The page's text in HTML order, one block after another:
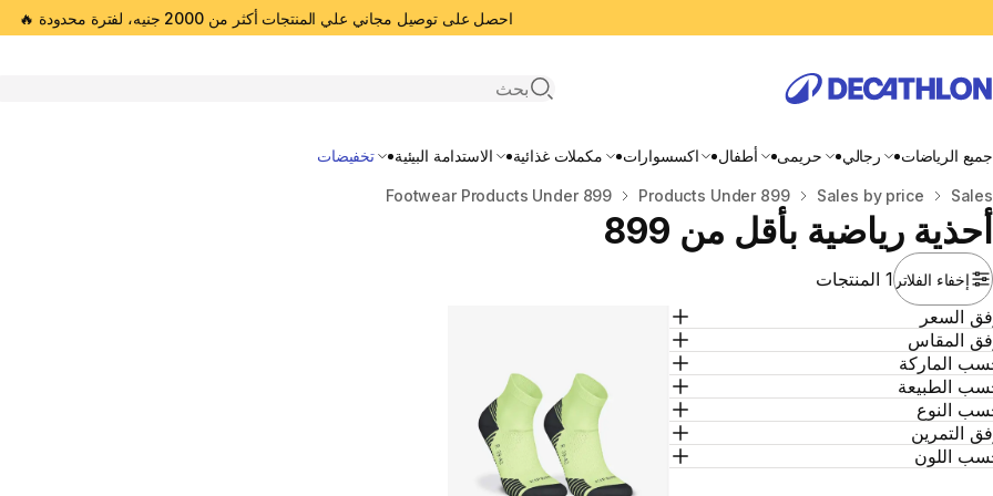
احصل على توصيل مجاني علي المنتجات أكثر من 2000 جنيه، لفترة محدودة 🔥
Open search
جميع الرياضات رجالي حريمى أطفال اكسسوارات مكملات غذائية الاستدامة البيئية تخفيضات
المنزل
Sales
Sales by price
Products Under 899
Footwear Products Under 899
أحذية رياضية بأقل من 899
إخفاء الفلاتر1 المنتجات
السعر
المقاس
الماركة
الطبيعة
النوع
التمرين
اللون